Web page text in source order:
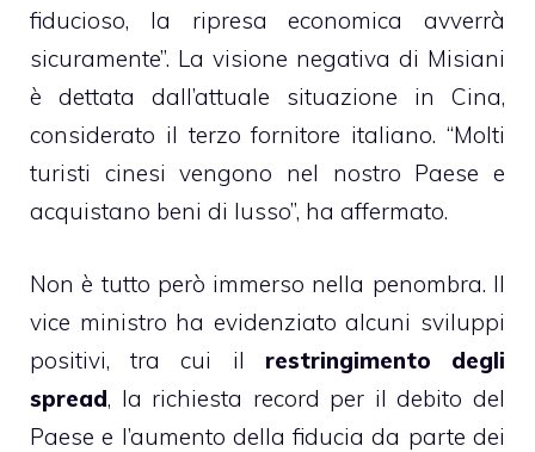
fiducioso, la ripresa economica avverrà
sicuramente”. La visione negativa di Misiani
è dettata dall’attuale situazione in Cina,
considerato il terzo fornitore italiano. “Molti
turisti cinesi vengono nel nostro Paese e
acquistano beni di lusso”, ha affermato.
Non è tutto però immerso nella penombra. Il
vice ministro ha evidenziato alcuni sviluppi
positivi, tra cui il restringimento degli
spread, la richiesta record per il debito del
Paese e l’aumento della fiducia da parte dei